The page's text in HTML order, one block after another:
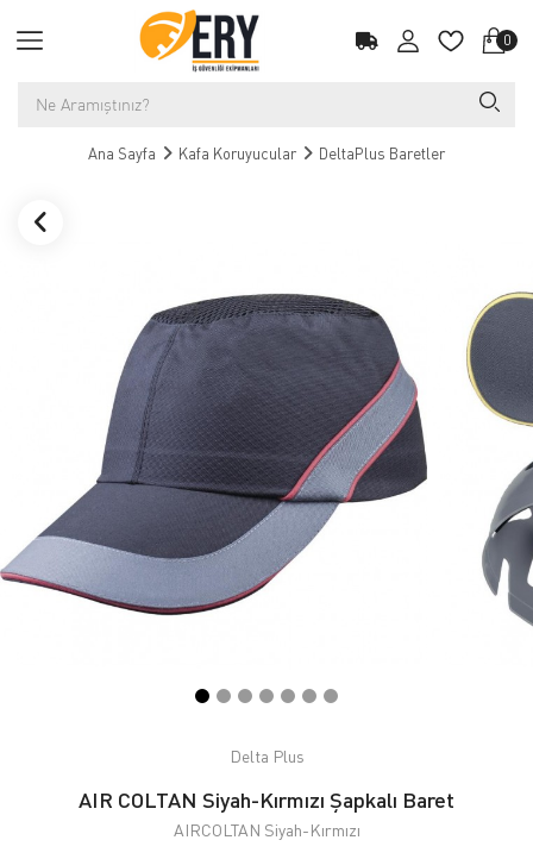
0
Ana Sayfa Kafa Koruyucular DeltaPlus Baretler
Delta Plus
AIR COLTAN Siyah-Kırmızı Şapkalı Baret
AIRCOLTAN Siyah-Kırmızı